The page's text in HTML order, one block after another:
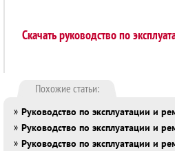
Скачать руководство по
Похожие статьи:
» Руководство по эксплуатации и
» Руководство по эксплуатации и
» Руководство по эксплуатации и